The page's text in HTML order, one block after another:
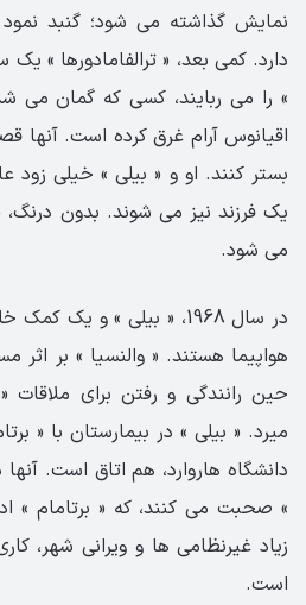
نمایش گذاشته می شود؛ گنبد
دارد. کمی بعد، « ترالفامادورها » یک
» را می ربایند، کسی که گمان می
اقیانوس آرام غرق کرده است. آنها
بستر کنند. او و « بیلی » خیلی
یک فرزند نیز می شوند. بدون درنگ،
می شود.
در سال 1968، « بیلی » و یک
هواپیما هستند. « والنسیا » بر
حین رانندگی و رفتن برای ملاقات
میرد. « بیلی » در بیمارستان با «
دانشگاه هاروارد، هم اتاق است.
» صحبت می کنند، که « برتامام »
زیاد غیرنظامی ها و ویرانی شهر،
است.